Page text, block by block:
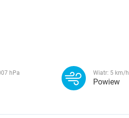
hPa Wiatr: 5 km/h
Powiew